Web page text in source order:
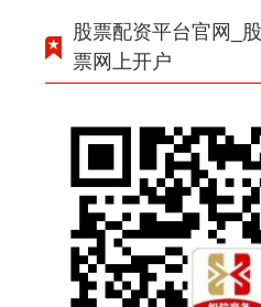
股票配资平台官网_
票网上开户